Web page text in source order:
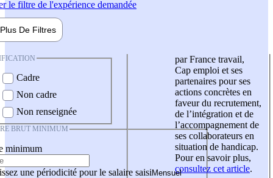
le filtre de l'expérience demandée
Plus De Filtres
Cadre
Non cadre
Non renseignée
BRUT MINIMUM
minimum
une périodicité pour le salaire saisi
par France travail,
Cap emploi et ses
partenaires pour ses
actions concrètes en
faveur du recrutement,
de l’intégration et de
l’accompagnement de
ses collaborateurs en
situation de handicap.
Pour en savoir plus,
consultez cet article.